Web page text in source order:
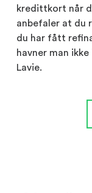
kredittkort når
anbefaler at du
du har fått
havner man
Lavie.